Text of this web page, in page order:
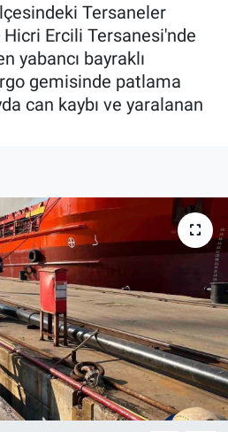
Tersaneler
Ercili Tersanesi'nde
yabancı bayraklı
gemisinde patlama
can kaybı ve yaralanan